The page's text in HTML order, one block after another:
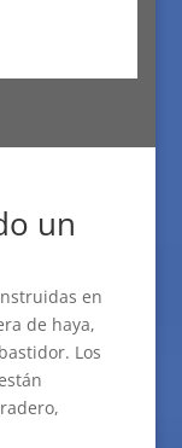
un
en
de haya,
Los